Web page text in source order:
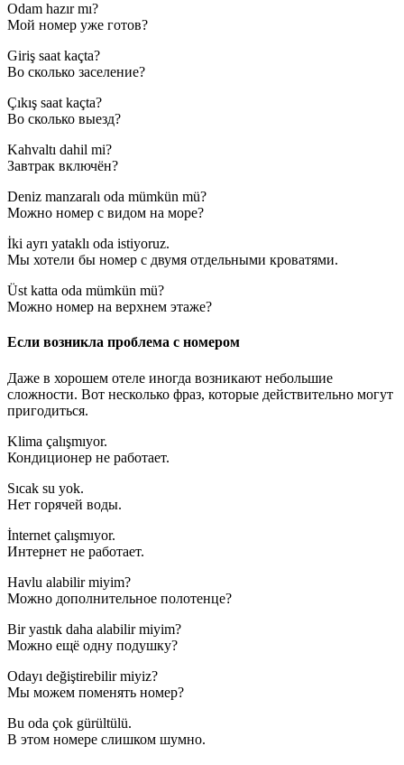
Odam hazır mı?
Мой номер уже готов?
Giriş saat kaçta?
Во сколько заселение?
Çıkış saat kaçta?
Во сколько выезд?
Kahvaltı dahil mi?
Завтрак включён?
Deniz manzaralı oda mümkün mü?
Можно номер с видом на море?
İki ayrı yataklı oda istiyoruz.
Мы хотели бы номер с двумя отдельными кроватями.
Üst katta oda mümkün mü?
Можно номер на верхнем этаже?
Если возникла проблема с номером
Даже в хорошем отеле иногда возникают небольшие
сложности. Вот несколько фраз, которые действительно могут
пригодиться.
Klima çalışmıyor.
Кондиционер не работает.
Sıcak su yok.
Нет горячей воды.
İnternet çalışmıyor.
Интернет не работает.
Havlu alabilir miyim?
Можно дополнительное полотенце?
Bir yastık daha alabilir miyim?
Можно ещё одну подушку?
Odayı değiştirebilir miyiz?
Мы можем поменять номер?
Bu oda çok gürültülü.
В этом номере слишком шумно.